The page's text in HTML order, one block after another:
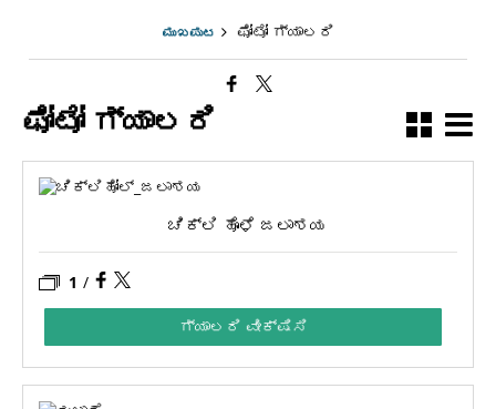
ಮುಖಪುಟ ಫೋಟೋ ಗ್ಯಾಲರಿ
ಫೋಟೋ ಗ್ಯಾಲರಿ
ಚಿಕ್ಲಿ ಹೊಳೆ ಜಲಾಶಯ
1 /
ಗ್ಯಾಲರಿ ವೀಕ್ಷಿಸಿ